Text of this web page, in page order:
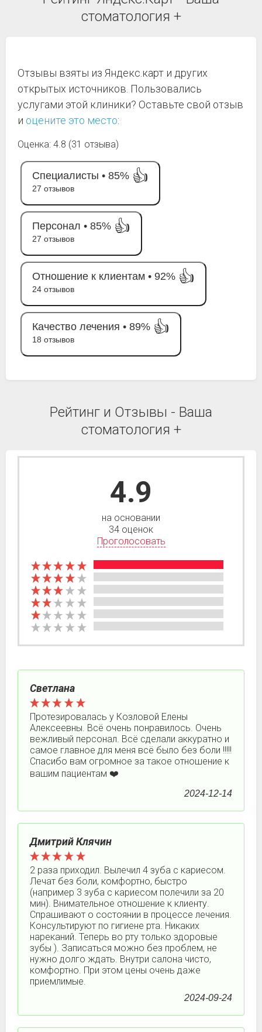
стоматология +
Отзывы взяты из Яндекс.карт и других
открытых источников. Пользовались
услугами этой клиники? Оставьте свой отзыв
и оцените это место:
Оценка: 4.8 (31 отзыва)
Специалисты • 85% 👍
27 отзывов
Персонал • 85% 👍
27 отзывов
Отношение к клиентам • 92% 👍
24 отзывов
Качество лечения • 89% 👍
18 отзывов
Рейтинг и Отзывы - Ваша
стоматология +
4.9
на основании
34 оценок
Проголосовать
Светлана
Протезировалась у Козловой Елены
Алексеевны. Всё очень понравилось. Очень
вежливый персонал. Всё сделали аккуратно и
самое главное для меня всё было без боли !!!!!
Спасибо вам огромное за такое отношение к
вашим пациентам ❤️
2024-12-14
Дмитрий Клячин
2 раза приходил. Вылечил 4 зуба с кариесом.
Лечат без боли, комфортно, быстро
(например 3 зуба с кариесом полечили за 20
мин). Внимательное отношение к клиенту.
Спрашивают о состоянии в процессе лечения.
Консультируют по гигиене рта. Никаких
нареканий. Теперь во рту только здоровые
зубы ). Записаться можно без проблем, не
нужно долго ждать. Внутри салона чисто,
комфортно. При этом цены очень даже
приемлимые.
2024-09-24